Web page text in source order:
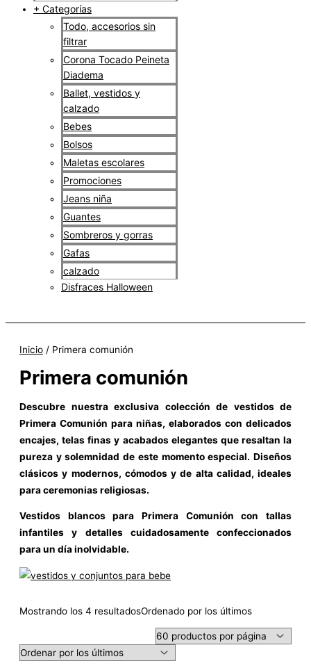
+ Categorías
Todo, accesorios sin
filtrar
Corona Tocado Peineta
Diadema
Ballet, vestidos y
calzado
Bebes
Bolsos
Maletas escolares
Promociones
Jeans niña
Guantes
Sombreros y gorras
Gafas
calzado
Disfraces Halloween
Inicio / Primera comunión
Primera comunión
Descubre nuestra exclusiva colección de vestidos de
Primera Comunión para niñas, elaborados con delicados
encajes, telas finas y acabados elegantes que resaltan la
pureza y solemnidad de este momento especial. Diseños
clásicos y modernos, cómodos y de alta calidad, ideales
para ceremonias religiosas.
Vestidos blancos para Primera Comunión con tallas
infantiles y detalles cuidadosamente confeccionados
para un día inolvidable.
Mostrando los 4 resultadosOrdenado por los últimos